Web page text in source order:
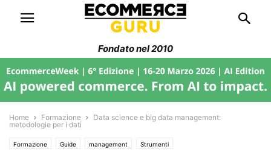
Fondato nel 2010
Home Formazione
Data science e big data management:
metodologie per i dati
Formazione Guide management Strumenti